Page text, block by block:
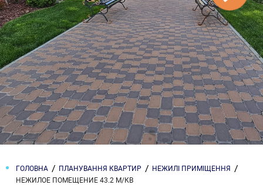
ГОЛОВНА ПЛАНУВАННЯ КВАРТИР
НЕЖИЛІ ПРИМІЩЕННЯ
НЕЖИЛОЕ ПОМЕЩЕНИЕ 43.2 М/КВ